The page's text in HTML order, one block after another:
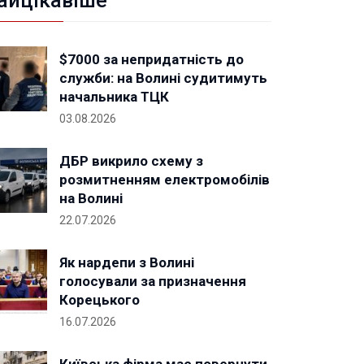
$7000 за непридатність до
служби: на Волині судитимуть
начальника ТЦК
03.08.2026
ДБР викрило схему з
розмитненням електромобілів
на Волині
22.07.2026
Як нардепи з Волині
голосували за призначення
Корецького
16.07.2026